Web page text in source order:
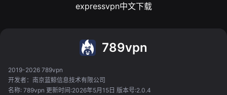
expressvpn中文下载
789vpn
2019-2026 789vpn
开发者：南京蓝鲸信息技术有限公司
名称: 789vpn 更新时间:2026年5月15日 版本号:2.0.4